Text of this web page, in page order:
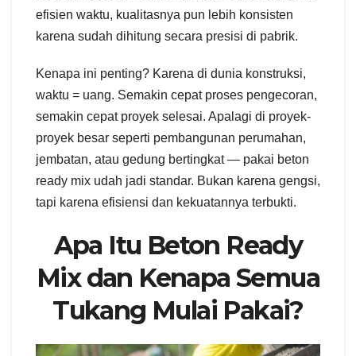
efisien waktu, kualitasnya pun lebih konsisten
karena sudah dihitung secara presisi di pabrik.
Kenapa ini penting? Karena di dunia konstruksi,
waktu = uang. Semakin cepat proses pengecoran,
semakin cepat proyek selesai. Apalagi di proyek-
proyek besar seperti pembangunan perumahan,
jembatan, atau gedung bertingkat — pakai beton
ready mix udah jadi standar. Bukan karena gengsi,
tapi karena efisiensi dan kekuatannya terbukti.
Apa Itu Beton Ready
Mix dan Kenapa Semua
Tukang Mulai Pakai?